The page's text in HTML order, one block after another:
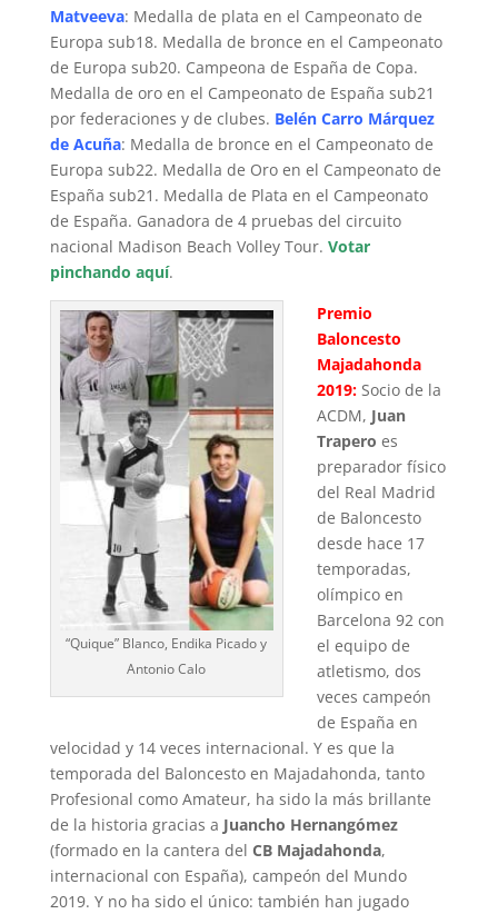
Matveeva: Medalla de plata en el Campeonato de
Europa sub18. Medalla de bronce en el Campeonato
de Europa sub20. Campeona de España de Copa.
Medalla de oro en el Campeonato de España sub21
por federaciones y de clubes. Belén Carro Márquez
de Acuña: Medalla de bronce en el Campeonato de
Europa sub22. Medalla de Oro en el Campeonato de
España sub21. Medalla de Plata en el Campeonato
de España. Ganadora de 4 pruebas del circuito
nacional Madison Beach Volley Tour. Votar
pinchando aquí.
“Quique” Blanco, Endika Picado y
Antonio Calo
Premio
Baloncesto
Majadahonda
2019:Socio de la
ACDM, Juan
Trapero es
preparador físico
del Real Madrid
de Baloncesto
desde hace 17
temporadas,
olímpico en
Barcelona 92 con
el equipo de
atletismo, dos
veces campeón
de España en
velocidad y 14 veces internacional. Y es que la
temporada del Baloncesto en Majadahonda, tanto
Profesional como Amateur, ha sido la más brillante
de la historia gracias a Juancho Hernangómez
(formado en la cantera del CB Majadahonda,
internacional con España), campeón del Mundo
2019. Y no ha sido el único: también han jugado